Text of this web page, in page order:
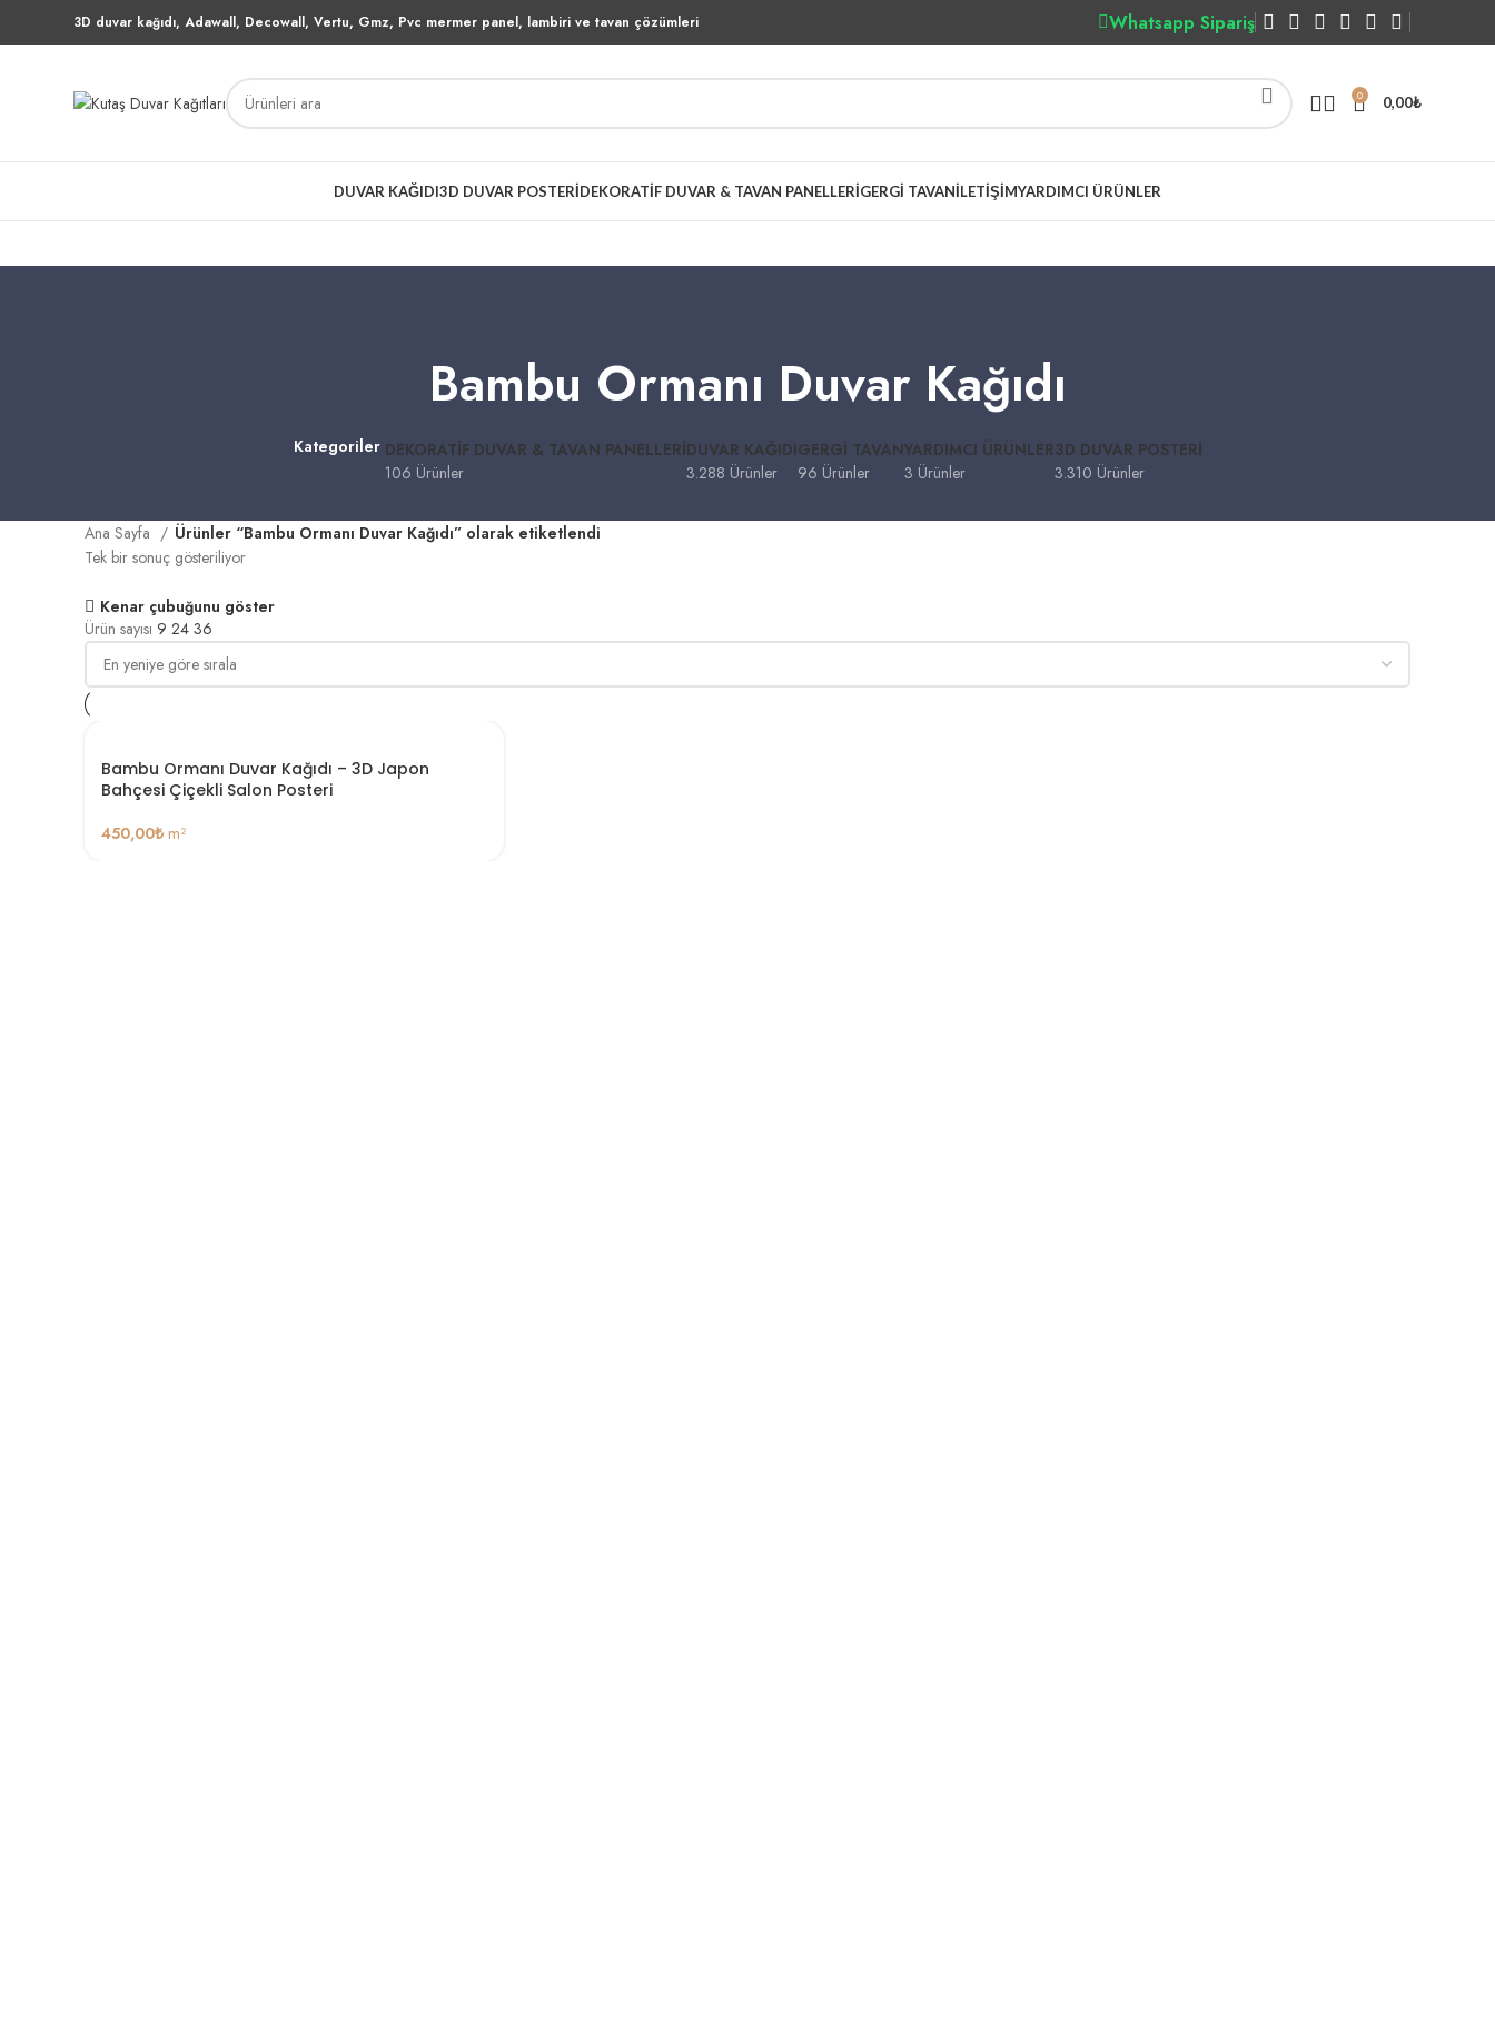
3D duvar kağıdı, Adawall, Decowall, Vertu, Gmz, Pvc mermer panel, lambiri ve tavan çözümleri Whatsapp Sipariş
0 0,00₺
DUVAR KAĞIDI3D DUVAR POSTERIDEKORATIF DUVAR & TAVAN PANELLERIGERGI TAVANİLETIŞIMYARDIMCI ÜRÜNLER
Bambu Ormanı Duvar Kağıdı
Kategoriler DEKORATIF DUVAR & TAVAN PANELLERI
106 Ürünler
DUVAR KAĞIDI
3.288 Ürünler
GERGI TAVAN
96 Ürünler
YARDIMCI ÜRÜNLER
3 Ürünler
3D DUVAR POSTERI
3.310 Ürünler
Ana Sayfa
Ürünler “Bambu Ormanı Duvar Kağıdı” olarak etiketlendi
Tek bir sonuç gösteriliyor
Kenar çubuğunu göster
Ürün sayısı 9 24 36
Bambu Ormanı Duvar Kağıdı – 3D Japon
Bahçesi Çiçekli Salon Posteri
450,00₺ m²